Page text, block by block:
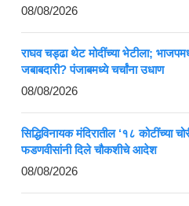
08/08/2026
राघव चड्ढा थेट मोदींच्या भेटीला;
जबाबदारी? पंजाबमध्ये चर्चांना उधाण
08/08/2026
सिद्धिविनायक मंदिरातील ‘१८ कोटींच्या
फडणवीसांनी दिले चौकशीचे आदेश
08/08/2026